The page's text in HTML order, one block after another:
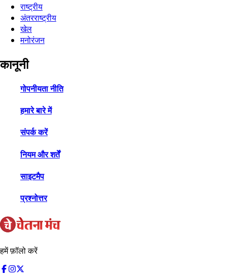
राष्ट्रीय
अंतरराष्ट्रीय
खेल
मनोरंजन
कानूनी
गोपनीयता नीति
हमारे बारे में
संपर्क करें
नियम और शर्तें
साइटमैप
प्रश्नोत्तर
हमें फ़ॉलो करें